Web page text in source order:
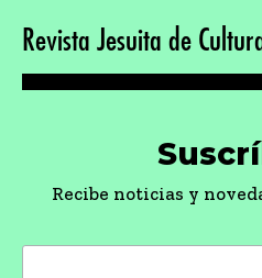
Revista Jesuita de
Recibe noticias y